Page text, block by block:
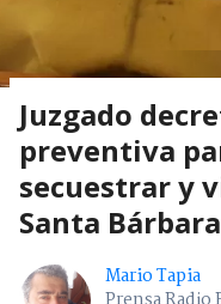
Juzgado
preventiva
secuestrar y
Santa Bárbara
Mario Tapia